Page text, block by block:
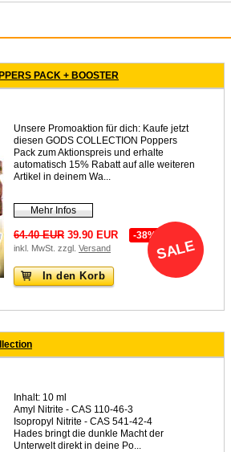
PACK + BOOSTER
Unsere Promoaktion für dich: Kaufe jetzt
diesen GODS COLLECTION Poppers
Pack zum Aktionspreis und erhalte
automatisch 15% Rabatt auf alle weiteren
Artikel in deinem Wa...
Mehr Infos
64.40 EUR 39.90 EUR
SALE
-38%
inkl. MwSt. zzgl. Versand
In den Korb
Inhalt: 10 ml
Amyl Nitrite - CAS 110-46-3
Isopropyl Nitrite - CAS 541-42-4
Hades bringt die dunkle Macht der
Unterwelt direkt in deine Po...